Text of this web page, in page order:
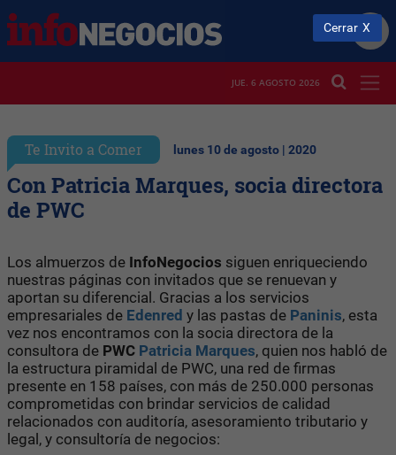
JUE. 6 AGOSTO 2026
Te Invito a Comer lunes 10 de agosto | 2020
Con Patricia Marques, socia directora
de PWC
Los almuerzos de InfoNegocios siguen enriqueciendo
nuestras páginas con invitados que se renuevan y
aportan su diferencial. Gracias a los servicios
empresariales de Edenred y las pastas de Paninis, esta
vez nos encontramos con la socia directora de la
consultora de PWC Patricia Marques, quien nos habló de
la estructura piramidal de PWC, una red de firmas
presente en 158 países, con más de 250.000 personas
comprometidas con brindar servicios de calidad
relacionados con auditoría, asesoramiento tributario y
legal, y consultoría de negocios:
Cerrar